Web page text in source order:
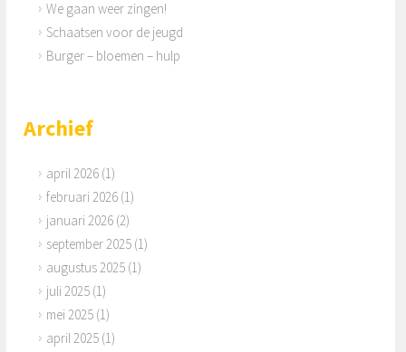
We gaan weer zingen!
Schaatsen voor de jeugd
Burger – bloemen – hulp
Archief
april 2026 (1)
februari 2026 (1)
januari 2026 (2)
september 2025 (1)
augustus 2025 (1)
juli 2025 (1)
mei 2025 (1)
april 2025 (1)